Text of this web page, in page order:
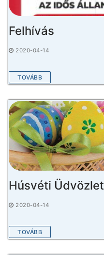
Felhívás
2020-04-14
TOVÁBB
Húsvéti Üdvözlet
2020-04-14
TOVÁBB